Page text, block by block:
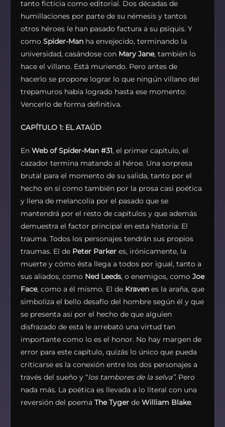
tanto ficticia como editorial. Dos décadas de
humillaciones por parte de su némesis y tantos
otros héroes le han pasado factura a su psiquis. Y
como Spider-Man ha envejecido, terminando la
universidad, casándose con Mary Jane, también lo
hace el villano. Está muriendo. Pero antes de
hacerlo se propone lograr lo que ningún villano del
trepamuros había logrado hasta ese momento:
Vencerlo de forma definitiva.
CAPÍTULO 1: EL ATAÚD
En Web of Spider-Man #31, el primer capítulo, el
cazador termina matando al héroe. Una sorpresa
brutal para el momento de su salida, tanto por el
hecho en sí como también por la prosa casi poética
y llena de melancolía por el pasado que se
mantendrá por el resto de capítulos y que además
demuestra el factor principal en esta historia: El
trauma. Todos los personajes tendrán sus propios
traumas. El de Peter Parker es, irónicamente, la
muerte y cómo ésta llega a todos por igual, tanto a
sus aliados, como Ned Leeds, o enemigos, como Joe
Face, como a él mismo. El de Kraven es la araña, que
simboliza el bello desafío del hombre según él y que
se presenta así por el hecho de que alguien
disfrazado de esta le arrebató una virtud tan
importante como lo es el honor. No hay margen de
error para este capítulo, quizás lo único que pueda
criticarse es la conexión entre los dos personajes a
través del sueño y “los tambores de la selva”. Pero
nada más. La poética es llevada a lo literal con una
reversión del poema The Tyger de William Blake.